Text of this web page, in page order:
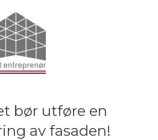
bør utføre en
av fasaden!